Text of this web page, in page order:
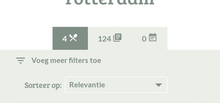
4  124  0 
filter_list Voeg meer filters toe
Sorteer op: